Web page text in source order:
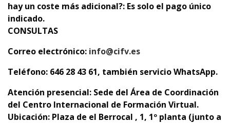
hay un coste más adicional?: Es solo el pago único
indicado.
CONSULTAS
Correo electrónico: info@cifv.es
Teléfono: 646 28 43 61, también servicio WhatsApp.
Atención presencial: Sede del Área de Coordinación
del Centro Internacional de Formación Virtual.
Ubicación: Plaza de el Berrocal , 1, 1º planta (junto a